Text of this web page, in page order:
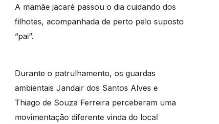
A mamãe jacaré passou o dia cuidando dos
filhotes, acompanhada de perto pelo suposto
“pai”.
Durante o patrulhamento, os guardas
ambientais Jandair dos Santos Alves e
Thiago de Souza Ferreira perceberam uma
movimentação diferente vinda do local